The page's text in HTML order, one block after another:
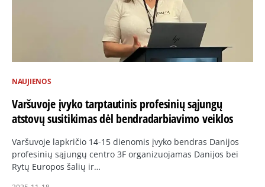
NAUJIENOS
Varšuvoje įvyko tarptautinis profesinių sąjungų
atstovų susitikimas dėl bendradarbiavimo veiklos
Varšuvoje lapkričio 14-15 dienomis įvyko bendras Danijos
profesinių sąjungų centro 3F organizuojamas Danijos bei
Rytų Europos šalių ir…